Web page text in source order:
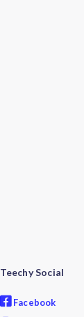
Teechy Social
Facebook